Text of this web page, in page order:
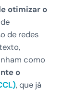
otimizar o
de redes
como
o
, que já